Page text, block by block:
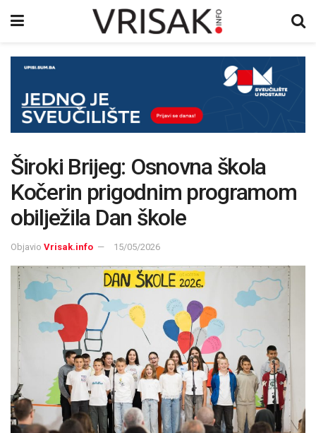
Široki Brijeg: Osnovna škola
Kočerin prigodnim programom
obilježila Dan škole
Objavio Vrisak.info 15/05/2026